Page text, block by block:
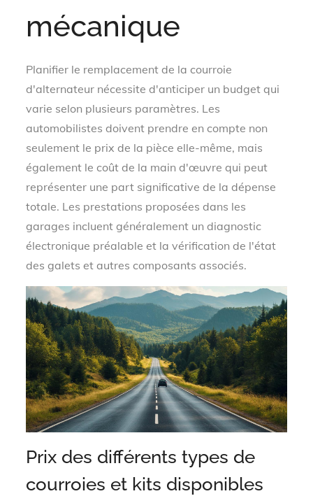
mécanique
Planifier le remplacement de la courroie
d'alternateur nécessite d'anticiper un budget qui
varie selon plusieurs paramètres. Les
automobilistes doivent prendre en compte non
seulement le prix de la pièce elle-même, mais
également le coût de la main d'œuvre qui peut
représenter une part significative de la dépense
totale. Les prestations proposées dans les
garages incluent généralement un diagnostic
électronique préalable et la vérification de l'état
des galets et autres composants associés.
Prix des différents types de
courroies et kits disponibles